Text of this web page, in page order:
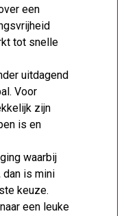
een
tot snelle
uitdagend
Voor
zijn
is en
waarbij
dan is mini
keuze.
een leuke